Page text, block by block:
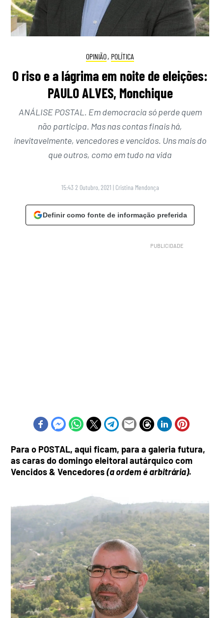
OPINIÃO, POLÍTICA
O riso e a lágrima em noite de eleições:
PAULO ALVES, Monchique
ANÁLISE POSTAL. Em democracia só perde quem
não participa. Mas nas contas finais há,
inevitavelmente, vencedores e vencidos. Uns mais do
que outros, como em tudo na vida
15:43 2 Outubro, 2021 | Cristina Mendonça
Definir como fonte de informação preferida
Para o POSTAL, aqui ficam, para a galeria futura,
as caras do domingo eleitoral autárquico com
Vencidos & Vencedores(a ordem é arbitrária).